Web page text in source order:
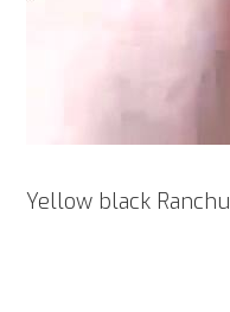
Yellow black Ranchu